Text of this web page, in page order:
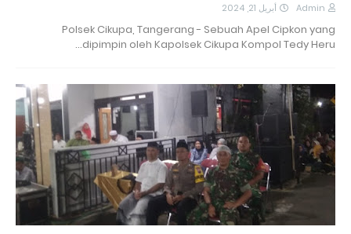
Admin أبريل 21, 2024
Polsek Cikupa, Tangerang - Sebuah Apel Cipkon yang
dipimpin oleh Kapolsek Cikupa Kompol Tedy Heru…